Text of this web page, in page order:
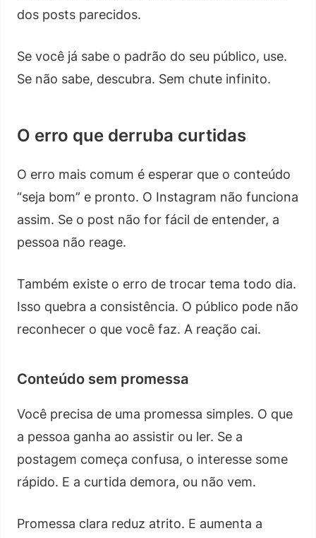
dos posts parecidos.
Se você já sabe o padrão do seu público, use.
Se não sabe, descubra. Sem chute infinito.
O erro que derruba curtidas
O erro mais comum é esperar que o conteúdo
“seja bom” e pronto. O Instagram não funciona
assim. Se o post não for fácil de entender, a
pessoa não reage.
Também existe o erro de trocar tema todo dia.
Isso quebra a consistência. O público pode não
reconhecer o que você faz. A reação cai.
Conteúdo sem promessa
Você precisa de uma promessa simples. O que
a pessoa ganha ao assistir ou ler. Se a
postagem começa confusa, o interesse some
rápido. E a curtida demora, ou não vem.
Promessa clara reduz atrito. E aumenta a